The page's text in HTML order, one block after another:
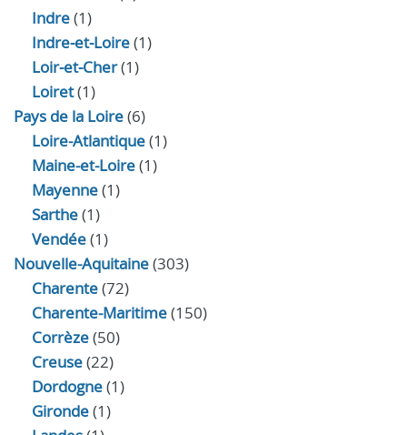
Indre(1)
Indre‑et‑Loire(1)
Loir‑et‑Cher(1)
Loiret(1)
Pays de la Loire(6)
Loire-Atlantique(1)
Maine-et-Loire(1)
Mayenne(1)
Sarthe(1)
Vendée(1)
Nouvelle-Aquitaine(303)
Charente(72)
Charente-Maritime(150)
Corrèze(50)
Creuse(22)
Dordogne(1)
Gironde(1)